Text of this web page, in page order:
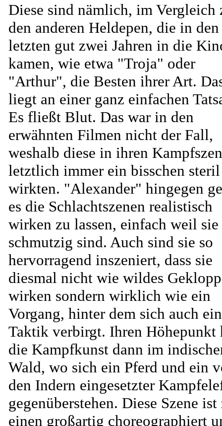
Diese sind nämlich, im Vergleich
den anderen Heldepen, die in den
letzten gut zwei Jahren in die
kamen, wie etwa "Troja" oder
"Arthur", die Besten ihrer Art.
liegt an einer ganz einfachen
Es fließt Blut. Das war in den
erwähnten Filmen nicht der Fall,
weshalb diese in ihren
letztlich immer ein bisschen steril
wirkten. "Alexander" hingegen
es die Schlachtszenen realistisch
wirken zu lassen, einfach weil sie
schmutzig sind. Auch sind sie so
hervorragend inszeniert, dass sie
diesmal nicht wie wildes
wirken sondern wirklich wie ein
Vorgang, hinter dem sich auch
Taktik verbirgt. Ihren Höhepunkt
die Kampfkunst dann im
Wald, wo sich ein Pferd und ein
den Indern eingesetzter
gegenüberstehen. Diese Szene ist
einen großartig choreographiert